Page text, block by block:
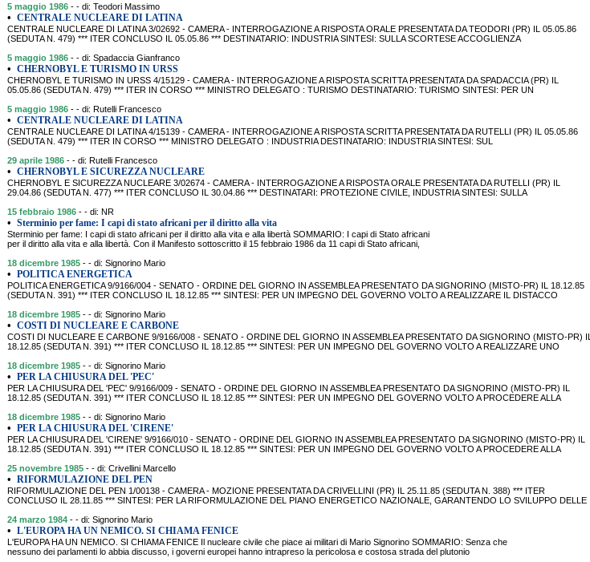
5 maggio 1986 - - di: Teodori Massimo
• CENTRALE NUCLEARE DI LATINA
CENTRALE NUCLEARE DI LATINA 3/02692 - CAMERA - INTERROGAZIONE A RISPOSTA ORALE PRESENTATA DA TEODORI (PR) IL 05.05.86
(SEDUTA N. 479) *** ITER CONCLUSO IL 05.05.86 *** DESTINATARIO: INDUSTRIA SINTESI: SULLA SCORTESE ACCOGLIENZA
5 maggio 1986 - - di: Spadaccia Gianfranco
• CHERNOBYL E TURISMO IN URSS
CHERNOBYL E TURISMO IN URSS 4/15129 - CAMERA - INTERROGAZIONE A RISPOSTA SCRITTA PRESENTATA DA SPADACCIA (PR) IL
05.05.86 (SEDUTA N. 479) *** ITER IN CORSO *** MINISTRO DELEGATO : TURISMO DESTINATARIO: TURISMO SINTESI: PER UN
5 maggio 1986 - - di: Rutelli Francesco
• CENTRALE NUCLEARE DI LATINA
CENTRALE NUCLEARE DI LATINA 4/15139 - CAMERA - INTERROGAZIONE A RISPOSTA SCRITTA PRESENTATA DA RUTELLI (PR) IL 05.05.86
(SEDUTA N. 479) *** ITER IN CORSO *** MINISTRO DELEGATO : INDUSTRIA DESTINATARIO: INDUSTRIA SINTESI: SUL
29 aprile 1986 - - di: Rutelli Francesco
• CHERNOBYL E SICUREZZA NUCLEARE
CHERNOBYL E SICUREZZA NUCLEARE 3/02674 - CAMERA - INTERROGAZIONE A RISPOSTA ORALE PRESENTATA DA RUTELLI (PR) IL
29.04.86 (SEDUTA N. 477) *** ITER CONCLUSO IL 30.04.86 *** DESTINATARI: PROTEZIONE CIVILE, INDUSTRIA SINTESI: SULLA
15 febbraio 1986 - - di: NR
• Sterminio per fame: I capi di stato africani per il diritto alla vita
Sterminio per fame: I capi di stato africani per il diritto alla vita e alla libertà SOMMARIO: I capi di Stato africani
per il diritto alla vita e alla libertà. Con il Manifesto sottoscritto il 15 febbraio 1986 da 11 capi di Stato africani,
18 dicembre 1985 - - di: Signorino Mario
• POLITICA ENERGETICA
POLITICA ENERGETICA 9/9166/004 - SENATO - ORDINE DEL GIORNO IN ASSEMBLEA PRESENTATO DA SIGNORINO (MISTO-PR) IL 18.12.85
(SEDUTA N. 391) *** ITER CONCLUSO IL 18.12.85 *** SINTESI: PER UN IMPEGNO DEL GOVERNO VOLTO A REALIZZARE IL DISTACCO
18 dicembre 1985 - - di: Signorino Mario
• COSTI DI NUCLEARE E CARBONE
COSTI DI NUCLEARE E CARBONE 9/9166/008 - SENATO - ORDINE DEL GIORNO IN ASSEMBLEA PRESENTATO DA SIGNORINO (MISTO-PR) IL
18.12.85 (SEDUTA N. 391) *** ITER CONCLUSO IL 18.12.85 *** SINTESI: PER UN IMPEGNO DEL GOVERNO VOLTO A REALIZZARE UNO
18 dicembre 1985 - - di: Signorino Mario
• PER LA CHIUSURA DEL 'PEC'
PER LA CHIUSURA DEL 'PEC' 9/9166/009 - SENATO - ORDINE DEL GIORNO IN ASSEMBLEA PRESENTATO DA SIGNORINO (MISTO-PR) IL
18.12.85 (SEDUTA N. 391) *** ITER CONCLUSO IL 18.12.85 *** SINTESI: PER UN IMPEGNO DEL GOVERNO VOLTO A PROCEDERE ALLA
18 dicembre 1985 - - di: Signorino Mario
• PER LA CHIUSURA DEL 'CIRENE'
PER LA CHIUSURA DEL 'CIRENE' 9/9166/010 - SENATO - ORDINE DEL GIORNO IN ASSEMBLEA PRESENTATO DA SIGNORINO (MISTO-PR) IL
18.12.85 (SEDUTA N. 391) *** ITER CONCLUSO IL 18.12.85 *** SINTESI: PER UN IMPEGNO DEL GOVERNO VOLTO A PROCEDERE ALLA
25 novembre 1985 - - di: Crivellini Marcello
• RIFORMULAZIONE DEL PEN
RIFORMULAZIONE DEL PEN 1/00138 - CAMERA - MOZIONE PRESENTATA DA CRIVELLINI (PR) IL 25.11.85 (SEDUTA N. 388) *** ITER
CONCLUSO IL 28.11.85 *** SINTESI: PER LA RIFORMULAZIONE DEL PIANO ENERGETICO NAZIONALE, GARANTENDO LO SVILUPPO DELLE
24 marzo 1984 - - di: Signorino Mario
• L'EUROPA HA UN NEMICO. SI CHIAMA FENICE
L'EUROPA HA UN NEMICO. SI CHIAMA FENICE Il nucleare civile che piace ai militari di Mario Signorino SOMMARIO: Senza che
nessuno dei parlamenti lo abbia discusso, i governi europei hanno intrapreso la pericolosa e costosa strada del plutonio